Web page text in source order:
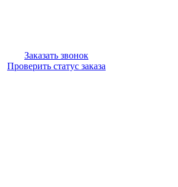
Заказать звонок
Проверить статус заказа